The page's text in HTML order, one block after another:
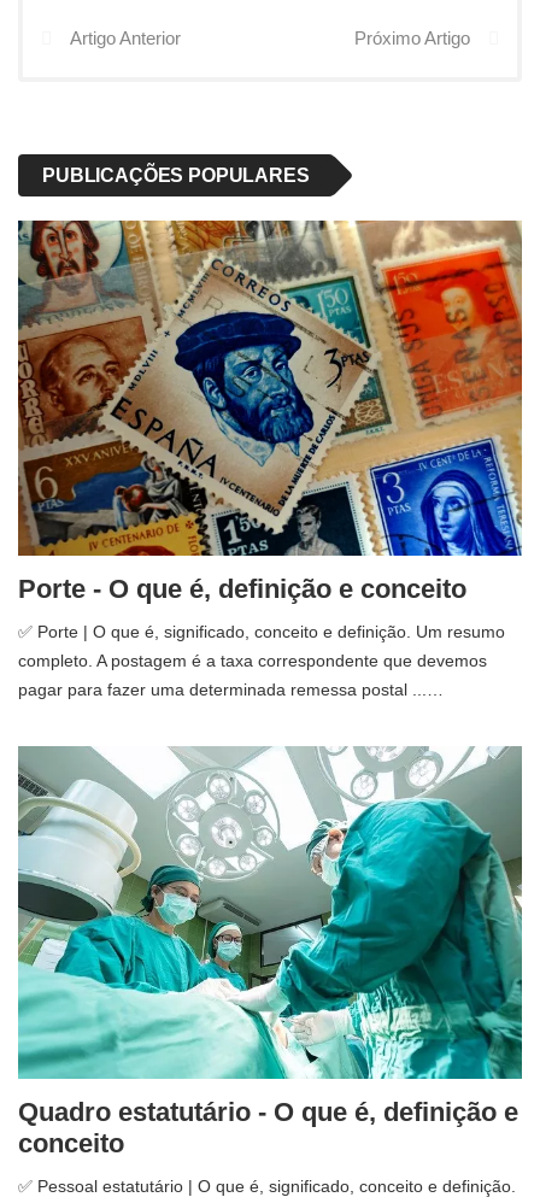
Artigo Anterior Próximo Artigo
PUBLICAÇÕES POPULARES
Porte - O que é, definição e conceito
✅ Porte | O que é, significado, conceito e definição. Um resumo
completo. A postagem é a taxa correspondente que devemos
pagar para fazer uma determinada remessa postal ...…
Quadro estatutário - O que é, definição e
conceito
✅ Pessoal estatutário | O que é, significado, conceito e definição.